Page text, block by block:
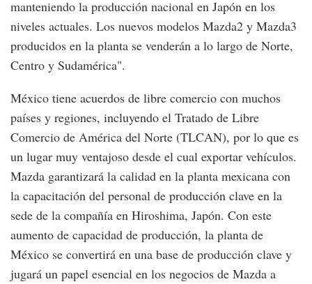
manteniendo la producción nacional en Japón en los
niveles actuales. Los nuevos modelos Mazda2 y Mazda3
producidos en la planta se venderán a lo largo de Norte,
Centro y Sudamérica".
México tiene acuerdos de libre comercio con muchos
países y regiones, incluyendo el Tratado de Libre
Comercio de América del Norte (TLCAN), por lo que es
un lugar muy ventajoso desde el cual exportar vehículos.
Mazda garantizará la calidad en la planta mexicana con
la capacitación del personal de producción clave en la
sede de la compañía en Hiroshima, Japón. Con este
aumento de capacidad de producción, la planta de
México se convertirá en una base de producción clave y
jugará un papel esencial en los negocios de Mazda a